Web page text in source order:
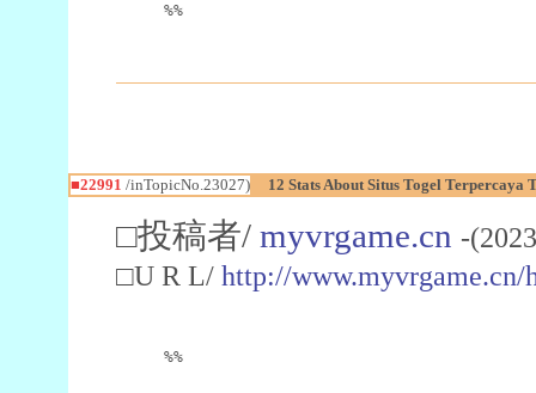
%%
■22991 /inTopicNo.23027) 12 Stats About Situs Togel Terpercaya
□投稿者/ myvrgame.cn -
□U R L/ http://www.myvrgame.cn/
%%